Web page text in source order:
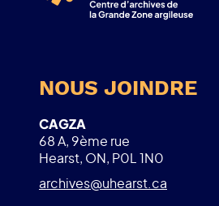
NOUS JOINDRE
CAGZA
68 A, 9ème rue
Hearst, ON, P0L 1N0
archives@uhearst.ca